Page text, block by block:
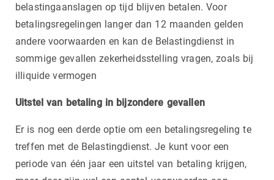
belastingaanslagen op tijd blijven betalen. Voor
betalingsregelingen langer dan 12 maanden gelden
andere voorwaarden en kan de Belastingdienst in
sommige gevallen zekerheidsstelling vragen, zoals bij
illiquide vermogen
Uitstel van betaling in bijzondere gevallen
Er is nog een derde optie om een betalingsregeling te
treffen met de Belastingdienst. Je kunt voor een
periode van één jaar een uitstel van betaling krijgen,